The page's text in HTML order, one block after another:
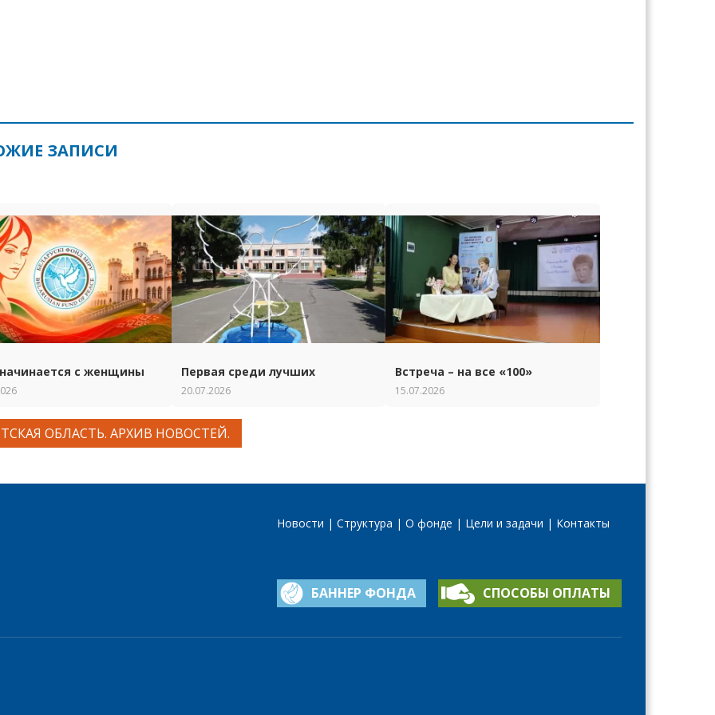
ЗАПИСИ
с женщины Первая среди лучших
20.07.2026
Встреча – на все «100»
15.07.2026
ОБЛАСТЬ. АРХИВ НОВОСТЕЙ.
Новости Структура О фонде Цели и задачи Контакты
СПОСОБЫ ОПЛАТЫ
БАННЕР ФОНДА